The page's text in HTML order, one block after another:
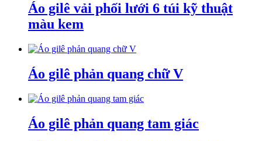
Áo gilê vải phối lưới 6 túi kỹ thuật
màu kem
Áo gilê phản quang chữ V
Áo gilê phản quang tam giác